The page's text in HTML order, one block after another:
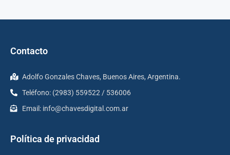
Contacto
Adolfo Gonzales Chaves, Buenos Aires, Argentina.
Teléfono: (2983) 559522 / 536006
Email: info@chavesdigital.com.ar
Política de privacidad